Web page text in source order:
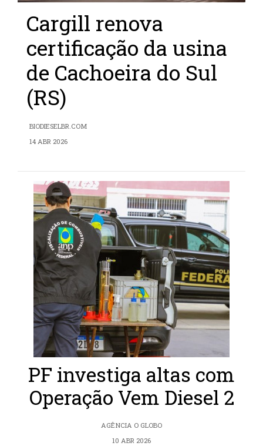
Cargill renova
certificação da usina
de Cachoeira do Sul
(RS)
BIODIESELBR.COM
14 ABR 2026
PF investiga altas com
Operação Vem Diesel 2
AGÊNCIA O GLOBO
10 ABR 2026